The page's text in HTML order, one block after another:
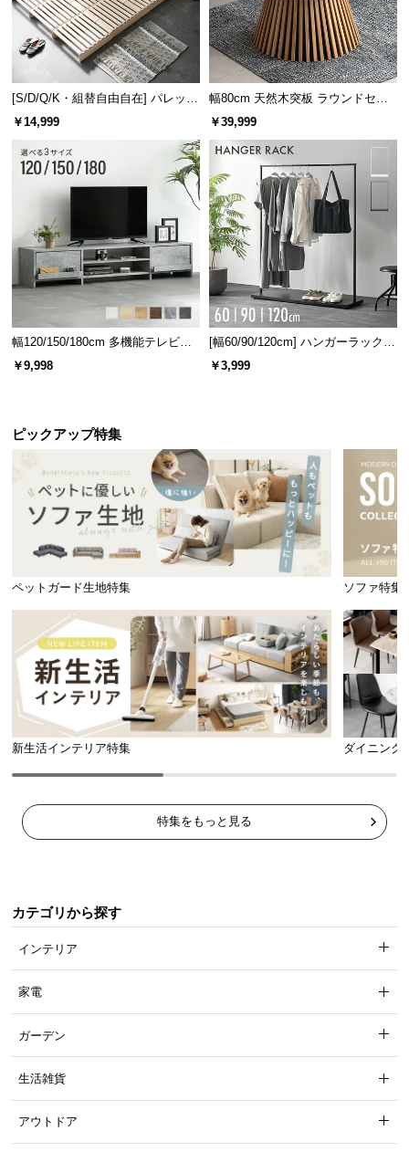
[S/D/Q/K・組替自由自在] パレット
ベッド 8/12/16枚セット
￥14,999
幅80cm 天然木突板 ラウンドセン
ターテーブル 美しい格子デザイン
￥39,999
幅120/150/180cm 多機能テレビボ
ード 木目/石目調 オープン収納・
￥9,998
[幅60/90/120cm] ハンガーラック
スチール 4段階高さ調節 サイドフ
￥3,999
ピックアップ特集
ペットガード生地特集 ソファ特集
新生活インテリア特集 ダイニング
特集をもっと見る
カテゴリから探す
インテリア
家電
ガーデン
生活雑貨
アウトドア